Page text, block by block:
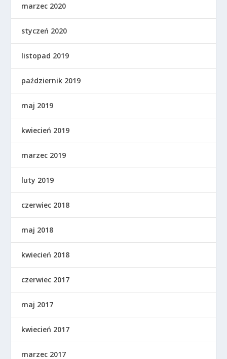
marzec 2020
styczeń 2020
listopad 2019
październik 2019
maj 2019
kwiecień 2019
marzec 2019
luty 2019
czerwiec 2018
maj 2018
kwiecień 2018
czerwiec 2017
maj 2017
kwiecień 2017
marzec 2017